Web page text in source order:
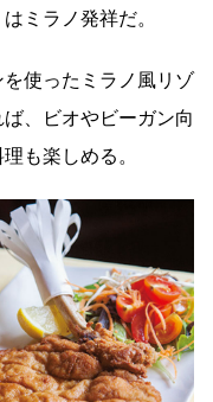
ミラノ発祥だ。
使ったミラノ風リゾ
、ビオやビーガン向
も楽しめる。